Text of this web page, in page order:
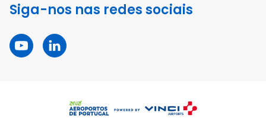
Siga-nos nas redes sociais